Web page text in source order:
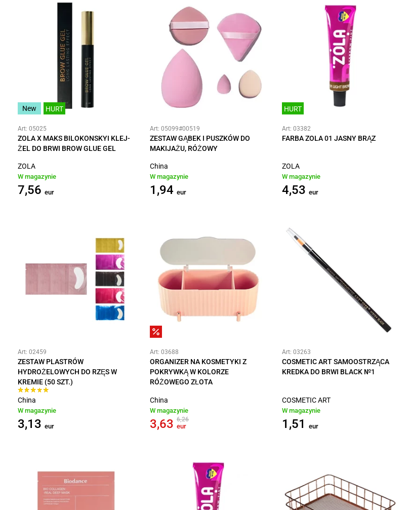
New HURT
Art: 05025
ZOLA X MAKS BILOKONSKYI KLEJ-
ŻEL DO BRWI BROW GLUE GEL
ZOLA
W magazynie
7,56 eur
Art: 05099#00519
ZESTAW GĄBEK I PUSZKÓW DO
MAKIJAŻU, RÓŻOWY
China
W magazynie
1,94 eur
HURT
Art: 03382
FARBA ZOLA 01 JASNY BRĄZ
ZOLA
W magazynie
4,53 eur
Art: 02459
ZESTAW PLASTRÓW
HYDROŻELOWYCH DO RZĘS W
KREMIE (50 SZT.)
China
W magazynie
3,13 eur
Art: 03688
ORGANIZER NA KOSMETYKI Z
POKRYWKĄ W KOLORZE
RÓŻOWEGO ZŁOTA
China
W magazynie
3,63 6,26
eur
Art: 03263
COSMETIC ART SAMOOSTRZĄCA
KREDKA DO BRWI BLACK №1
COSMETIC ART
W magazynie
1,51 eur